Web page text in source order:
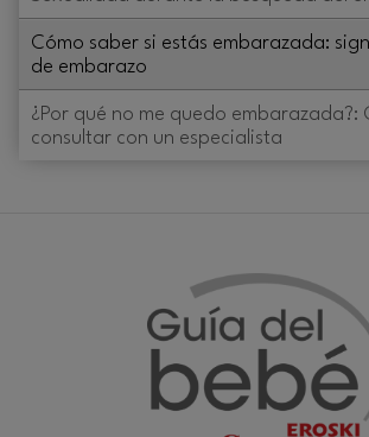
Cómo saber si estás embarazada:
de embarazo
¿Por qué no me quedo embarazada?:
consultar con un especialista